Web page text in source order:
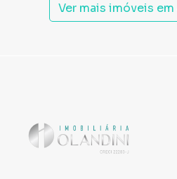
Ver mais imóveis em